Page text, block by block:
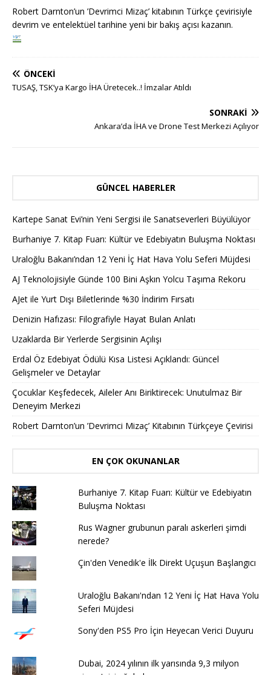
Robert Darnton’un ’Devrimci Mizaç’ kitabının Türkçe çevirisiyle
devrim ve entelektüel tarihine yeni bir bakış açısı kazanın.
ÖNCEKI
TUSAŞ, TSK’ya Kargo İHA Üretecek..! İmzalar Atıldı
SONRAKI
Ankara’da İHA ve Drone Test Merkezi Açılıyor
GÜNCEL HABERLER
Kartepe Sanat Evi’nin Yeni Sergisi ile Sanatseverleri Büyülüyor
Burhaniye 7. Kitap Fuarı: Kültür ve Edebiyatın Buluşma Noktası
Uraloğlu Bakanı’ndan 12 Yeni İç Hat Hava Yolu Seferi Müjdesi
AJ Teknolojisiyle Günde 100 Bini Aşkın Yolcu Taşıma Rekoru
AJet ile Yurt Dışı Biletlerinde %30 İndirim Fırsatı
Denizin Hafızası: Filografiyle Hayat Bulan Anlatı
Uzaklarda Bir Yerlerde Sergisinin Açılışı
Erdal Öz Edebiyat Ödülü Kısa Listesi Açıklandı: Güncel
Gelişmeler ve Detaylar
Çocuklar Keşfedecek, Aileler Anı Biriktirecek: Unutulmaz Bir
Deneyim Merkezi
Robert Darnton’un ’Devrimci Mizaç’ Kitabının Türkçeye Çevirisi
EN ÇOK OKUNANLAR
Burhaniye 7. Kitap Fuarı: Kültür ve Edebiyatın
Buluşma Noktası
Rus Wagner grubunun paralı askerleri şimdi
nerede?
Çin'den Venedik'e İlk Direkt Uçuşun Başlangıcı
Uraloğlu Bakanı'ndan 12 Yeni İç Hat Hava Yolu
Seferi Müjdesi
Sony'den PS5 Pro İçin Heyecan Verici Duyuru
Dubai, 2024 yılının ilk yarısında 9,3 milyon